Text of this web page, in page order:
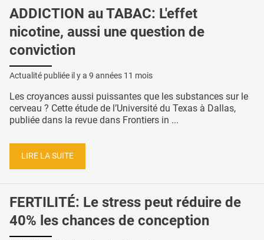
ADDICTION au TABAC: L'effet
nicotine, aussi une question de
conviction
Actualité publiée il y a 9 années 11 mois
Les croyances aussi puissantes que les substances sur le
cerveau ? Cette étude de l’Université du Texas à Dallas,
publiée dans la revue dans Frontiers in ...
LIRE LA SUITE
FERTILITÉ: Le stress peut réduire de
40% les chances de conception